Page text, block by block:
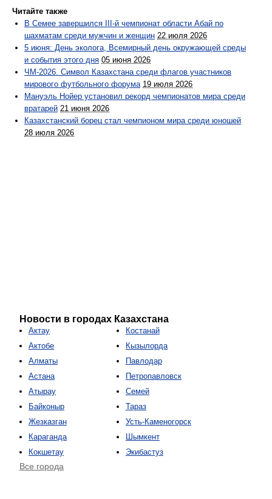
Читайте также
В Семее завершился III-й чемпионат области Абай по
шахматам среди мужчин и женщин 22 июля 2026
5 июня: День эколога, Всемирный день окружающей среды
и события этого дня 05 июня 2026
ЧМ-2026. Символ Казахстана среди флагов участников
мирового футбольного форума 19 июля 2026
Мануэль Нойер установил рекорд чемпионатов мира среди
вратарей 21 июня 2026
Казахстанский борец стал чемпионом мира среди юношей
28 июля 2026
Новости в городах Казахстана
Актау
Актобе
Алматы
Астана
Атырау
Байконыр
Жезказган
Караганда
Кокшетау
Костанай
Кызылорда
Павлодар
Петропавловск
Семей
Тараз
Усть-Каменогорск
Шымкент
Экибастуз
Все города